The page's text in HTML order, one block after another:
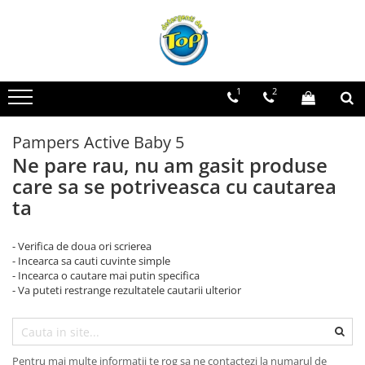
Ingrijire Casa
Detergenti Rufe
Detergenti Pudra
Detergent Lichid
Balsam De Rufe
Detergenti Curatenie Casa
Asevi Pardoseli
Produse Pentru Baie
Produse Pentru Bucatarie
Detergenti Curatenie Casa
Detergent Pardoseli
1 2
Pampers Active Baby 5
Ne pare rau, nu am gasit produse
care sa se potriveasca cu cautarea
ta
- Verifica de doua ori scrierea
- Incearca sa cauti cuvinte simple
- Incearca o cautare mai putin specifica
- Va puteti restrange rezultatele cautarii ulterior
Pentru mai multe informatii te rog sa ne contactezi la numarul de